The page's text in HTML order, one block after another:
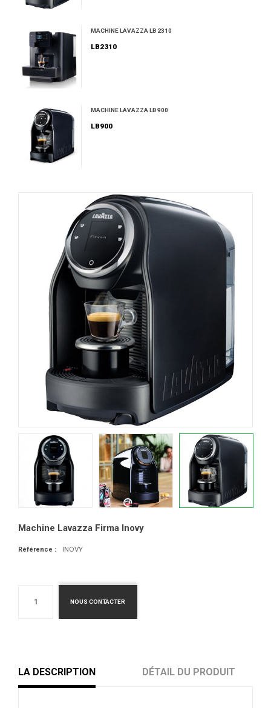
MACHINE LAVAZZA LB 2310
LB2310
MACHINE LAVAZZA LB 900
LB900
Machine Lavazza Firma Inovy
Référence : INOVY
NOUS CONTACTER
LA DESCRIPTION DÉTAIL DU PRODUIT